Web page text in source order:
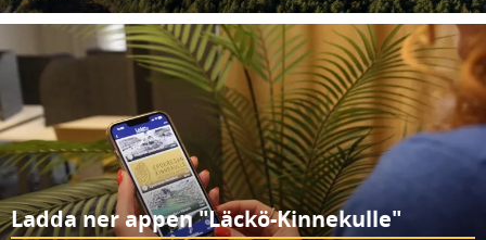
Ladda ner appen "Läckö-Kinnekulle"